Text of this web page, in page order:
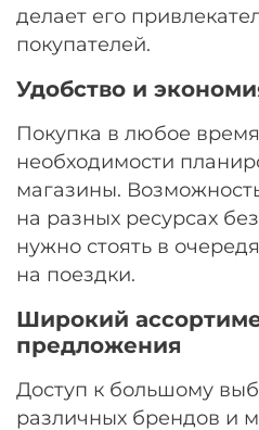
делает его
покупателей.
Удобство и
Покупка в любое время
необходимости
магазины.
на разных ресурсах
нужно стоять в
на поездки.
Широкий
предложения
Доступ к большому
различных брендов и